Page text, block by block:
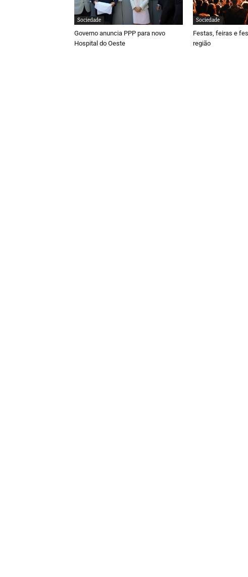
Sociedade
Governo anuncia PPP para novo
Hospital do Oeste
Sociedade
Festas, feiras e
região